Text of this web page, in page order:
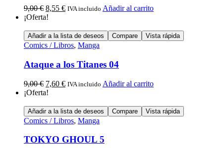
9,00€ 8,55 € IVA incluido Añadir al carrito
¡Oferta!
Añadir a la lista de deseos Compare Vista rápida
Comics / Libros, Manga
Ataque a los Titanes 04
9,00€ 7,60 € IVA incluido Añadir al carrito
¡Oferta!
Añadir a la lista de deseos Compare Vista rápida
Comics / Libros, Manga
TOKYO GHOUL 5